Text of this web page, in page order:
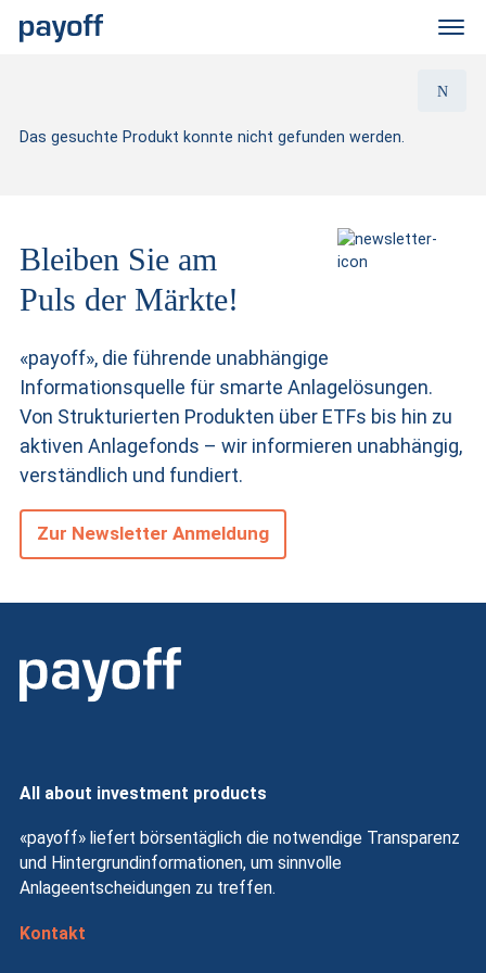
Das gesuchte Produkt konnte nicht gefunden werden.
Bleiben Sie am
Puls der Märkte!
«payoff», die führende unabhängige
Informationsquelle für smarte Anlagelösungen.
Von Strukturierten Produkten über ETFs bis hin zu
aktiven Anlagefonds – wir informieren unabhängig,
verständlich und fundiert.
Zur Newsletter Anmeldung
All about investment products
«payoff» liefert börsentäglich die notwendige Transparenz
und Hintergrundinformationen, um sinnvolle
Anlageentscheidungen zu treffen.
Kontakt